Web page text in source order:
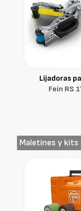
Lijadoras
Fein RS
Maletines y kits